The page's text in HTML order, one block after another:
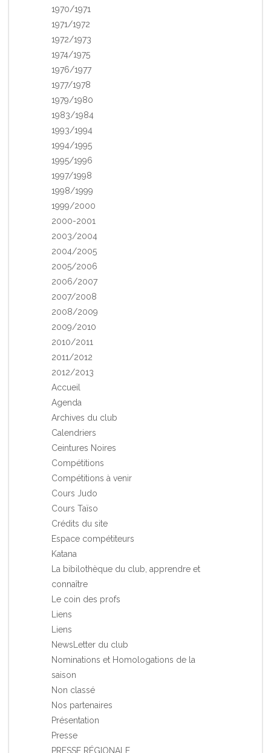
1970/1971
1971/1972
1972/1973
1974/1975
1976/1977
1977/1978
1979/1980
1983/1984
1993/1994
1994/1995
1995/1996
1997/1998
1998/1999
1999/2000
2000-2001
2003/2004
2004/2005
2005/2006
2006/2007
2007/2008
2008/2009
2009/2010
2010/2011
2011/2012
2012/2013
Accueil
Agenda
Archives du club
Calendriers
Ceintures Noires
Compétitions
Compétitions à venir
Cours Judo
Cours Taïso
Crédits du site
Espace compétiteurs
Katana
La bibilothèque du club, apprendre et
connaître
Le coin des profs
Liens
Liens
NewsLetter du club
Nominations et Homologations de la
saison
Non classé
Nos partenaires
Présentation
Presse
PRESSE RÉGIONALE